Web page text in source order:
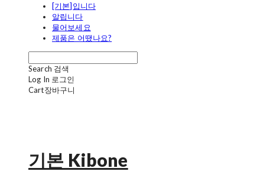
[기본]입니다
알립니다
물어보세요
제품은 어땠나요?
Search 검색
Log In 로그인
Cart장바구니
기본 Kibone